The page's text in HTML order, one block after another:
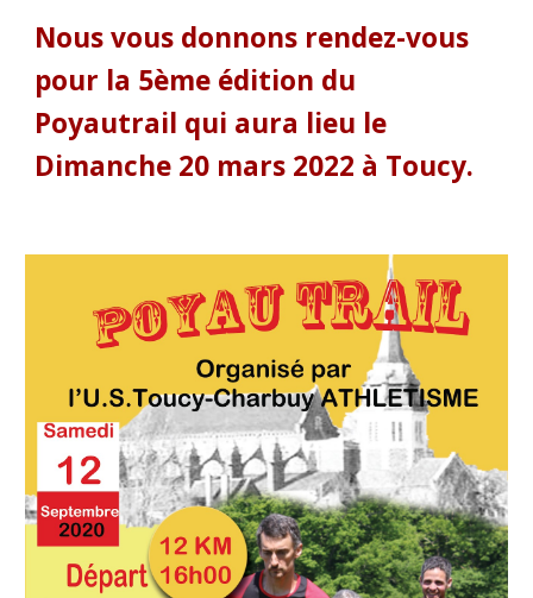
Nous vous donnons rendez-vous
pour la 5ème édition du
Poyautrail qui aura lieu le
Dimanche 20 mars 2022 à Toucy.